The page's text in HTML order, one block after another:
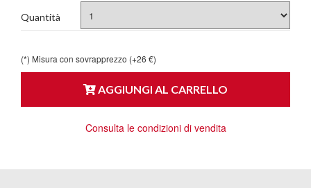
Quantità
(*) Misura con sovrapprezzo (+26 €)
AGGIUNGI AL CARRELLO
Consulta le condizioni di vendita